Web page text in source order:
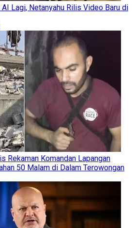
Lagi, Netanyahu Rilis Video Baru di
Rekaman Komandan Lapangan
50 Malam di Dalam Terowongan